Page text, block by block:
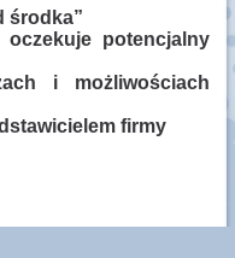
środka”
potencjalny
i możliwościach
firmy